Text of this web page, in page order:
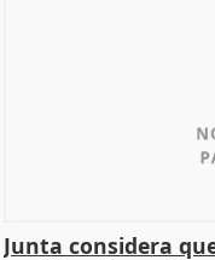
Junta considera